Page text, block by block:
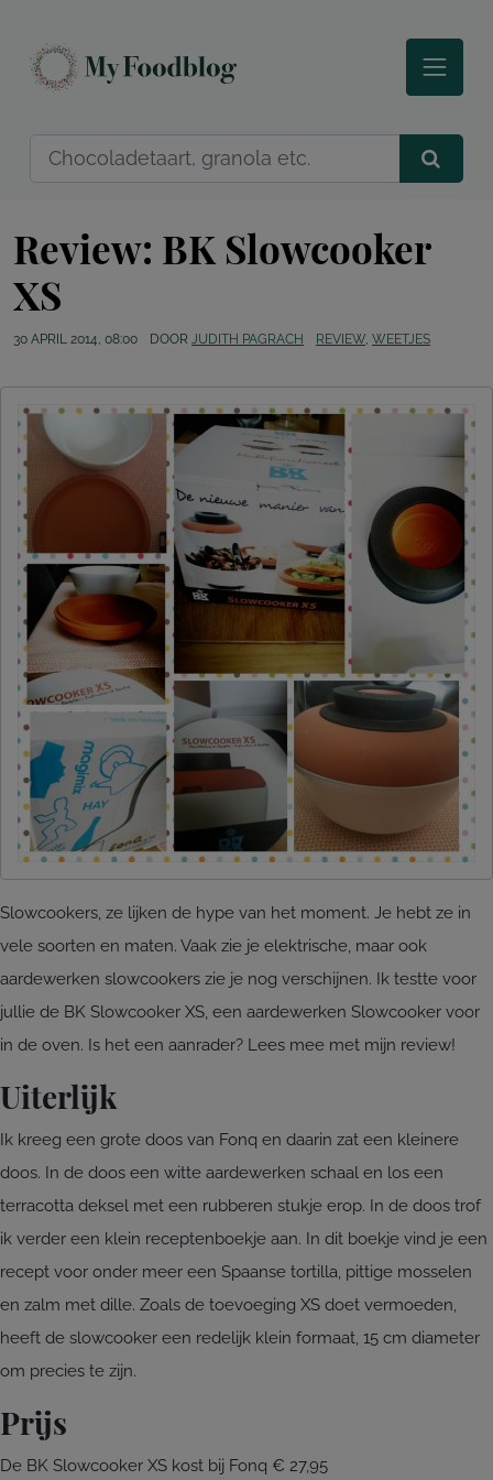
Review: BK Slowcooker
XS
30 APRIL 2014, 08:00 DOOR JUDITH PAGRACH REVIEW, WEETJES
Slowcookers, ze lijken de hype van het moment. Je hebt ze in
vele soorten en maten. Vaak zie je elektrische, maar ook
aardewerken slowcookers zie je nog verschijnen. Ik testte voor
jullie de BK Slowcooker XS, een aardewerken Slowcooker voor
in de oven. Is het een aanrader? Lees mee met mijn review!
Uiterlijk
Ik kreeg een grote doos van Fonq en daarin zat een kleinere
doos. In de doos een witte aardewerken schaal en los een
terracotta deksel met een rubberen stukje erop. In de doos trof
ik verder een klein receptenboekje aan. In dit boekje vind je een
recept voor onder meer een Spaanse tortilla, pittige mosselen
en zalm met dille. Zoals de toevoeging XS doet vermoeden,
heeft de slowcooker een redelijk klein formaat, 15 cm diameter
om precies te zijn.
Prijs
De BK Slowcooker XS kost bij Fonq € 27,95